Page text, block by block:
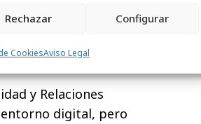
Rechazar Configurar
CookiesAviso Legal
y Relaciones
digital, pero